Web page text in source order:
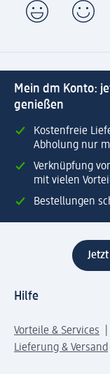
Mein dm Konto:
genießen
Kostenfreie
Abholung nur
Verknüpfung
mit vielen
Bestellungen
Hilfe
Vorteile & Services
Lieferung & Versand